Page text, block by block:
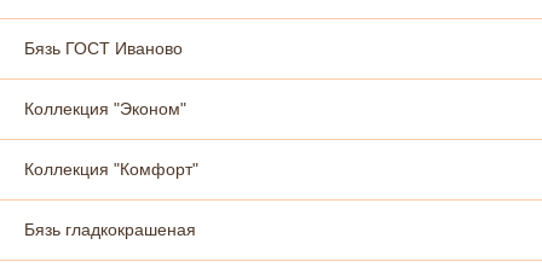
Бязь ГОСТ Иваново
Коллекция "Эконом"
Коллекция "Комфорт"
Бязь гладкокрашеная